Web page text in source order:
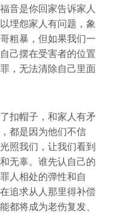
音是你回家告诉家人
埋怨家人有问题，象
粗暴，但如果我们一
己摆在受害者的位置
，无法清除自己里面
扣帽子，和家人有矛
都是因为他们不信
照我们，让我们看到
无辜。谁先认自己的
人相处的弹性和自
追求从人那里得补偿
都将成为老伤复发、